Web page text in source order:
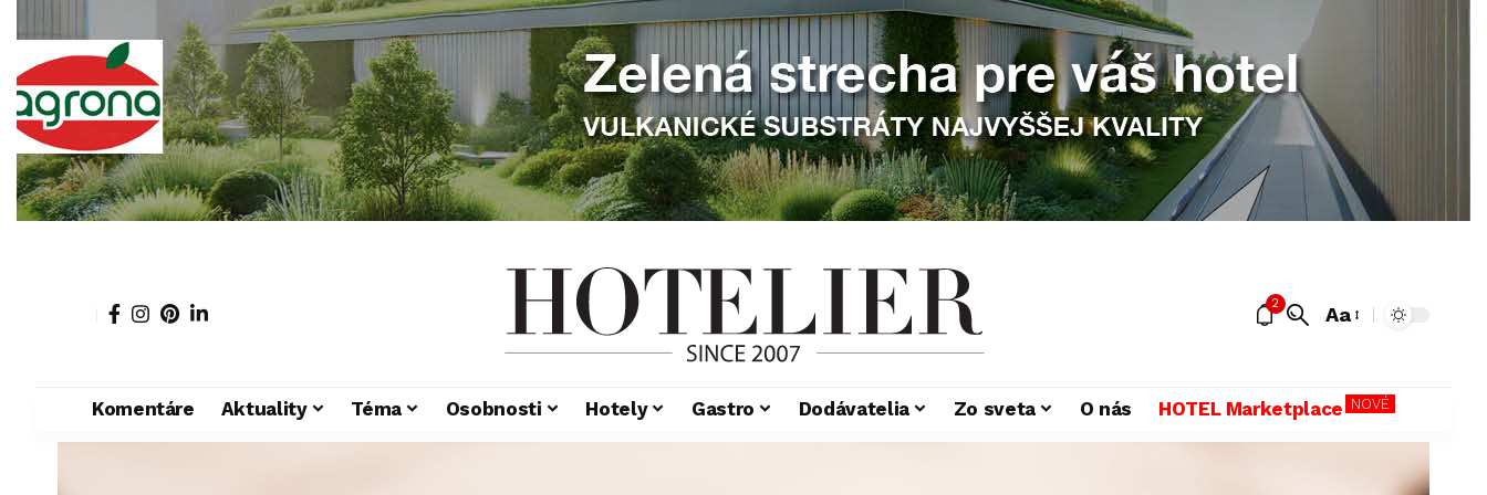
2 Aa
Komentáre Aktuality Téma Osobnosti Hotely Gastro Dodávatelia Zo sveta O nás HOTEL Marketplace NOVÉ